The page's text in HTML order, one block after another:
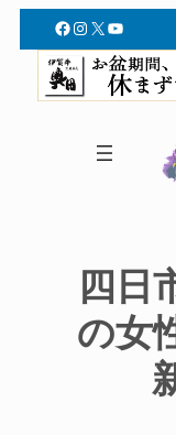
Facebook
Instagram
X YouTube
四日
の女